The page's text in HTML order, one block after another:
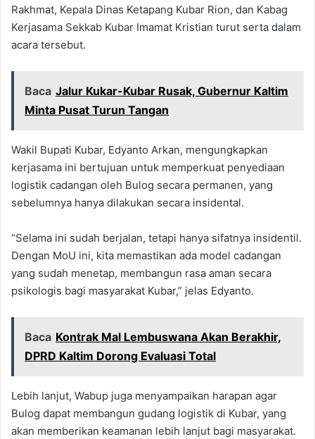
Rakhmat, Kepala Dinas Ketapang Kubar Rion, dan Kabag
Kerjasama Sekkab Kubar Imamat Kristian turut serta dalam
acara tersebut.
Baca Jalur Kukar-Kubar Rusak, Gubernur Kaltim
Minta Pusat Turun Tangan
Wakil Bupati Kubar, Edyanto Arkan, mengungkapkan
kerjasama ini bertujuan untuk memperkuat penyediaan
logistik cadangan oleh Bulog secara permanen, yang
sebelumnya hanya dilakukan secara insidental.
“Selama ini sudah berjalan, tetapi hanya sifatnya insidentil.
Dengan MoU ini, kita memastikan ada model cadangan
yang sudah menetap, membangun rasa aman secara
psikologis bagi masyarakat Kubar,” jelas Edyanto.
Baca Kontrak Mal Lembuswana Akan Berakhir,
DPRD Kaltim Dorong Evaluasi Total
Lebih lanjut, Wabup juga menyampaikan harapan agar
Bulog dapat membangun gudang logistik di Kubar, yang
akan memberikan keamanan lebih lanjut bagi masyarakat.